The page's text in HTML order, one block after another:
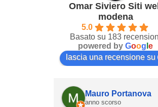
Omar Siviero Siti
modena
5.0
Basato su 183
powered by Goog e
lascia una recensione su
Mauro Portanova
anno scorso